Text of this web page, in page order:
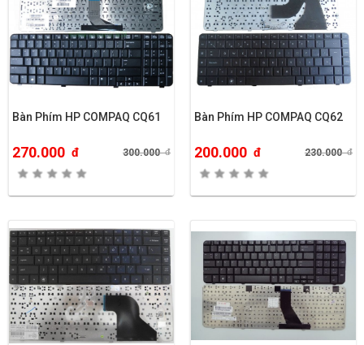
Bàn Phím HP COMPAQ CQ61
270.000 đ 300.000đ
Bàn Phím HP COMPAQ CQ62
200.000 đ 230.000đ